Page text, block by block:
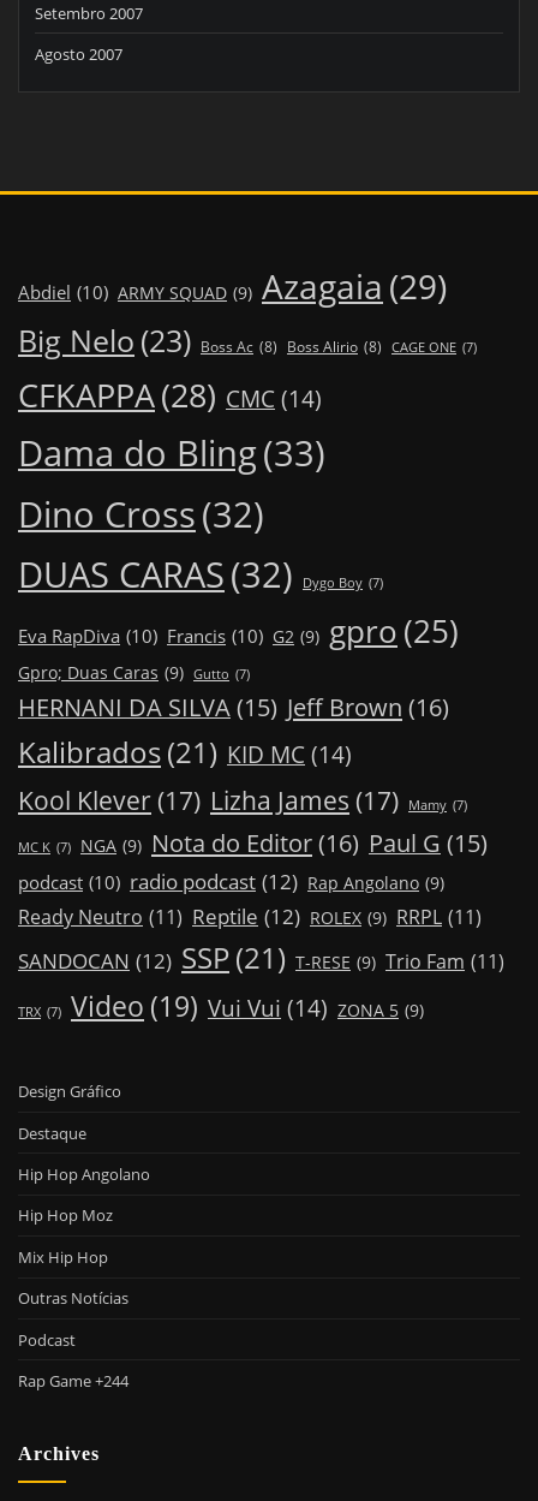
Setembro 2007
Agosto 2007
Abdiel (10) ARMY SQUAD (9) Azagaia (29)
Big Nelo (23) Boss Ac (8) Boss Alirio (8) CAGE ONE (7)
CFKAPPA(28) CMC (14)
Dama do Bling(33)
Dino Cross(32)
DUAS CARAS(32) Dygo Boy (7)
Eva RapDiva (10) Francis (10) G2 (9) gpro(25)
Gpro; Duas Caras (9) Gutto (7)
HERNANI DA SILVA(15) Jeff Brown (16)
Kalibrados(21) KID MC (14)
Kool Klever (17) Lizha James (17) Mamy (7)
MC K (7) NGA (9) Nota do Editor(16) Paul G (15)
podcast (10) radio podcast (12) Rap Angolano (9)
Ready Neutro (11) Reptile (12) ROLEX (9) RRPL (11)
SANDOCAN (12) SSP(21) T-RESE (9) Trio Fam (11)
TRX (7) Video (19) Vui Vui (14) ZONA 5 (9)
Design Gráfico
Destaque
Hip Hop Angolano
Hip Hop Moz
Mix Hip Hop
Outras Notícias
Podcast
Rap Game +244
Archives